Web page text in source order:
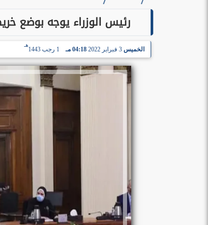
رئيس الوزراء يوجه بوضع
الخميس 3 فبراير 2022 04:18 مـ 1 رجب 1443
هـ